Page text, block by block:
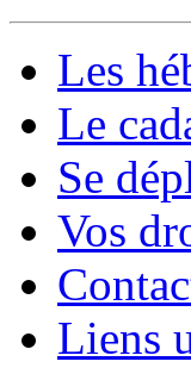
Les
Le
Se
Vos
Liens